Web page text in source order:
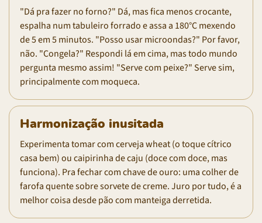
"Dá pra fazer no forno?" Dá, mas fica menos crocante,
espalha num tabuleiro forrado e assa a 180°C mexendo
de 5 em 5 minutos. "Posso usar microondas?" Por favor,
não. "Congela?" Respondi lá em cima, mas todo mundo
pergunta mesmo assim! "Serve com peixe?" Serve sim,
principalmente com moqueca.
Harmonização inusitada
Experimenta tomar com cerveja wheat (o toque cítrico
casa bem) ou caipirinha de caju (doce com doce, mas
funciona). Pra fechar com chave de ouro: uma colher de
farofa quente sobre sorvete de creme. Juro por tudo, é a
melhor coisa desde pão com manteiga derretida.